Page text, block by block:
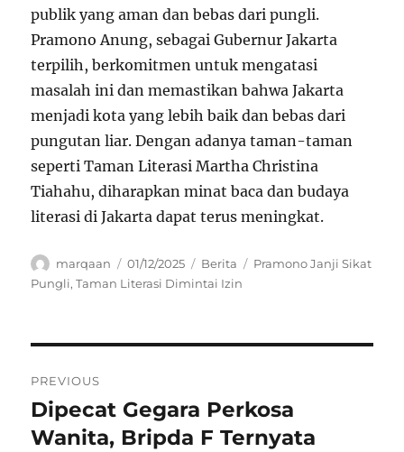
publik yang aman dan bebas dari pungli.
Pramono Anung, sebagai Gubernur Jakarta
terpilih, berkomitmen untuk mengatasi
masalah ini dan memastikan bahwa Jakarta
menjadi kota yang lebih baik dan bebas dari
pungutan liar. Dengan adanya taman-taman
seperti Taman Literasi Martha Christina
Tiahahu, diharapkan minat baca dan budaya
literasi di Jakarta dapat terus meningkat.
Author
marqaan
Posted
on
01/12/2025 Categories
Berita Tags
Pramono Janji Sikat
Pungli,Taman Literasi Dimintai Izin
pos
PREVIOUS
Previous
post:
Dipecat Gegara Perkosa
Wanita, Bripda F Ternyata